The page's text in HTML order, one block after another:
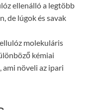
ellenálló a legtöbb
de lúgok és savak
molekuláris
kémiai
növeli az ipari